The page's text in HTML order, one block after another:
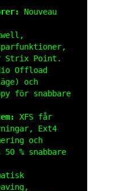
Nouveau
Strix Point.
Offload
och
för snabbare
XFS får
Ext4
och
% snabbare